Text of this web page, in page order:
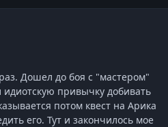
Дошел до боя с "мастером"
привычку добивать
потом квест на Арика
его. Тут и закончилось мое